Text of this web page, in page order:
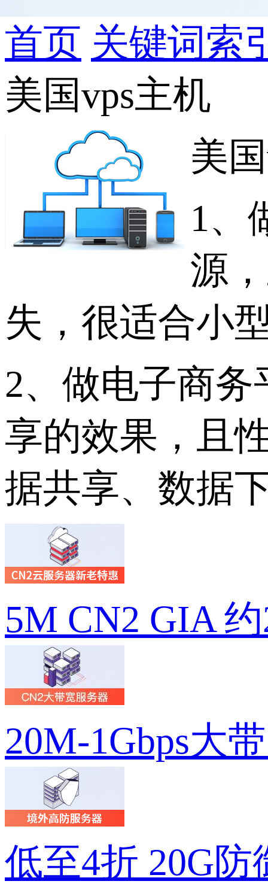
首页 关键词索
美国vps主机
美
1、
源
失，很适合小
2、做电子商
享的效果，且
据共享、数据
5M CN2 GIA
20M-1Gbps大
低至4折 20G防